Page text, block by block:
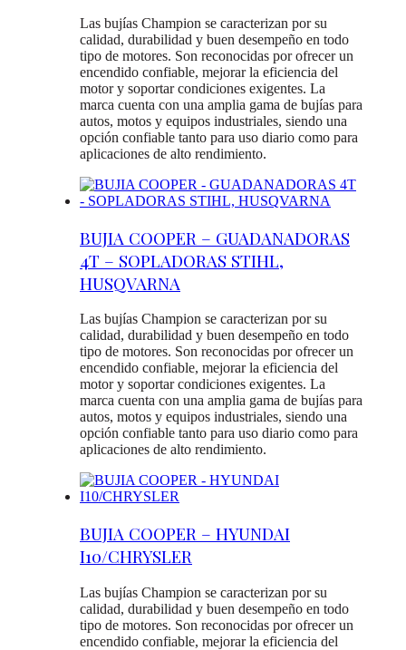
Las bujías Champion se caracterizan por su
calidad, durabilidad y buen desempeño en todo
tipo de motores. Son reconocidas por ofrecer un
encendido confiable, mejorar la eficiencia del
motor y soportar condiciones exigentes. La
marca cuenta con una amplia gama de bujías para
autos, motos y equipos industriales, siendo una
opción confiable tanto para uso diario como para
aplicaciones de alto rendimiento.
BUJIA COOPER – GUADANADORAS
4T – SOPLADORAS STIHL,
HUSQVARNA
Las bujías Champion se caracterizan por su
calidad, durabilidad y buen desempeño en todo
tipo de motores. Son reconocidas por ofrecer un
encendido confiable, mejorar la eficiencia del
motor y soportar condiciones exigentes. La
marca cuenta con una amplia gama de bujías para
autos, motos y equipos industriales, siendo una
opción confiable tanto para uso diario como para
aplicaciones de alto rendimiento.
BUJIA COOPER – HYUNDAI
I10/CHRYSLER
Las bujías Champion se caracterizan por su
calidad, durabilidad y buen desempeño en todo
tipo de motores. Son reconocidas por ofrecer un
encendido confiable, mejorar la eficiencia del